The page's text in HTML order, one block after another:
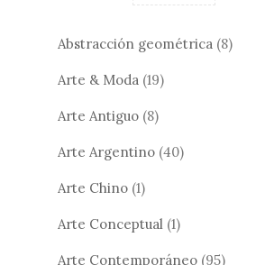
Abstracción geométrica (8)
Arte & Moda (19)
Arte Antiguo (8)
Arte Argentino (40)
Arte Chino (1)
Arte Conceptual (1)
Arte Contemporáneo (95)